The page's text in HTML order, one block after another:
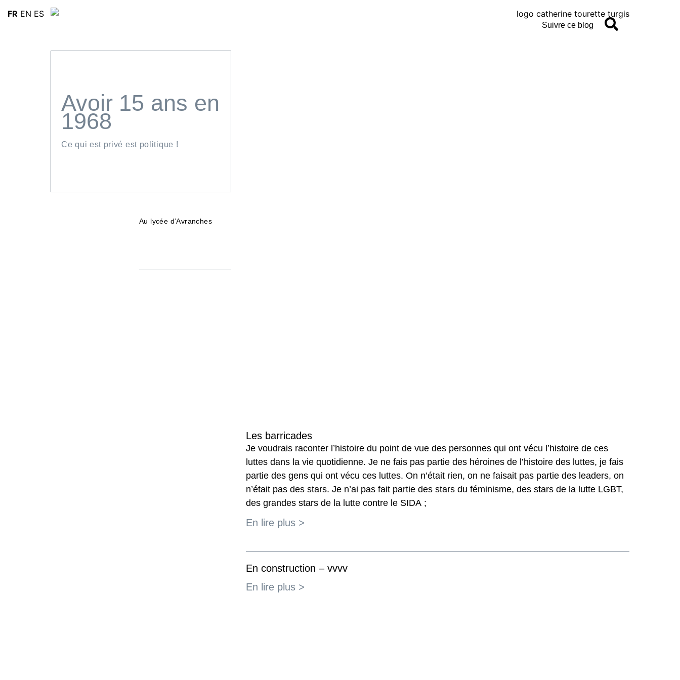
Suivre ce blog
Avoir 15 ans en
1968
Ce qui est privé est politique !
Au lycée d’Avranches
Les barricades
Je voudrais raconter l’histoire du point de vue des personnes qui ont vécu l’histoire de ces
luttes dans la vie quotidienne. Je ne fais pas partie des héroines de l’histoire des luttes, je fais
partie des gens qui ont vécu ces luttes. On n’était rien, on ne faisait pas partie des leaders, on
n’était pas des stars. Je n’ai pas fait partie des stars du féminisme, des stars de la lutte LGBT,
des grandes stars de la lutte contre le SIDA ;
En lire plus >
En construction – vvvv
En lire plus >
FR EN ES